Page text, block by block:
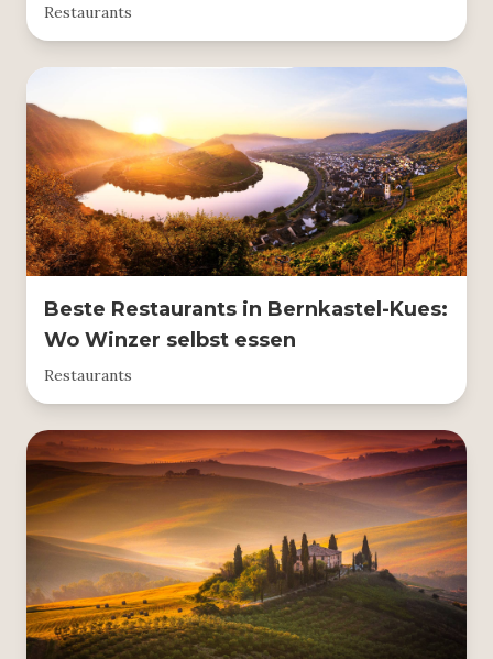
Restaurants
Beste Restaurants in Bernkastel-Kues:
Wo Winzer selbst essen
Restaurants